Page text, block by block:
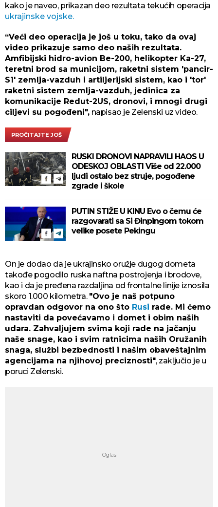
kako je naveo, prikazan deo rezultata tekućih operacija
ukrajinske vojske.
“Veći deo operacija je još u toku, tako da ovaj
video prikazuje samo deo naših rezultata.
Amfibijski hidro-avion Be-200, helikopter Ka-27,
teretni brod sa municijom, raketni sistem 'pancir-
S1' zemlja-vazduh i artiljerijski sistem, kao i 'tor'
raketni sistem zemlja-vazduh, jedinica za
komunikacije Redut-2US, dronovi, i mnogi drugi
ciljevi su pogođeni", napisao je Zelenski uz video.
PROČITAJTE JOŠ
RUSKI DRONOVI NAPRAVILI HAOS U
ODESKOJ OBLASTI Više od 22.000
ljudi ostalo bez struje, pogođene
zgrade i škole
PUTIN STIŽE U KINU Evo o čemu će
razgovarati sa Si Đinpingom tokom
velike posete Pekingu
On je dodao da je ukrajinsko oružje dugog dometa
takođe pogodilo ruska naftna postrojenja i brodove,
kao i da je pređena razdaljina od frontalne linije iznosila
skoro 1.000 kilometra. "Ovo je naš potpuno
opravdan odgovor na ono što Rusi rade. Mi ćemo
nastaviti da povećavamo i domet i obim naših
udara. Zahvaljujem svima koji rade na jačanju
naše snage, kao i svim ratnicima naših Oružanih
snaga, službi bezbednosti i našim obaveštajnim
agencijama na njihovoj preciznosti", zaključio je u
poruci Zelenski.